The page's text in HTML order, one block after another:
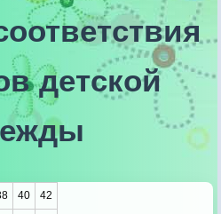
детской
40 42